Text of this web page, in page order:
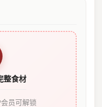
整食材
员可解锁